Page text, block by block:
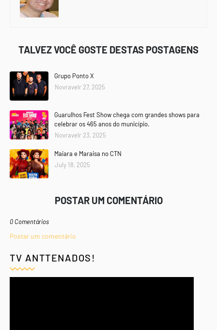
TALVEZ VOCÊ GOSTE DESTAS POSTAGENS
Grupo Ponto X
Novravelr 27, 2025
Guarulhos Fest Show chega com grandes shows para
celebrar os 465 anos do município.
Novravelr 23, 2025
Maiara e Maraisa no CTN
July 18, 2025
POSTAR UM COMENTÁRIO
0 Comentários
Postar um comentário
TV ANTTENADOS!